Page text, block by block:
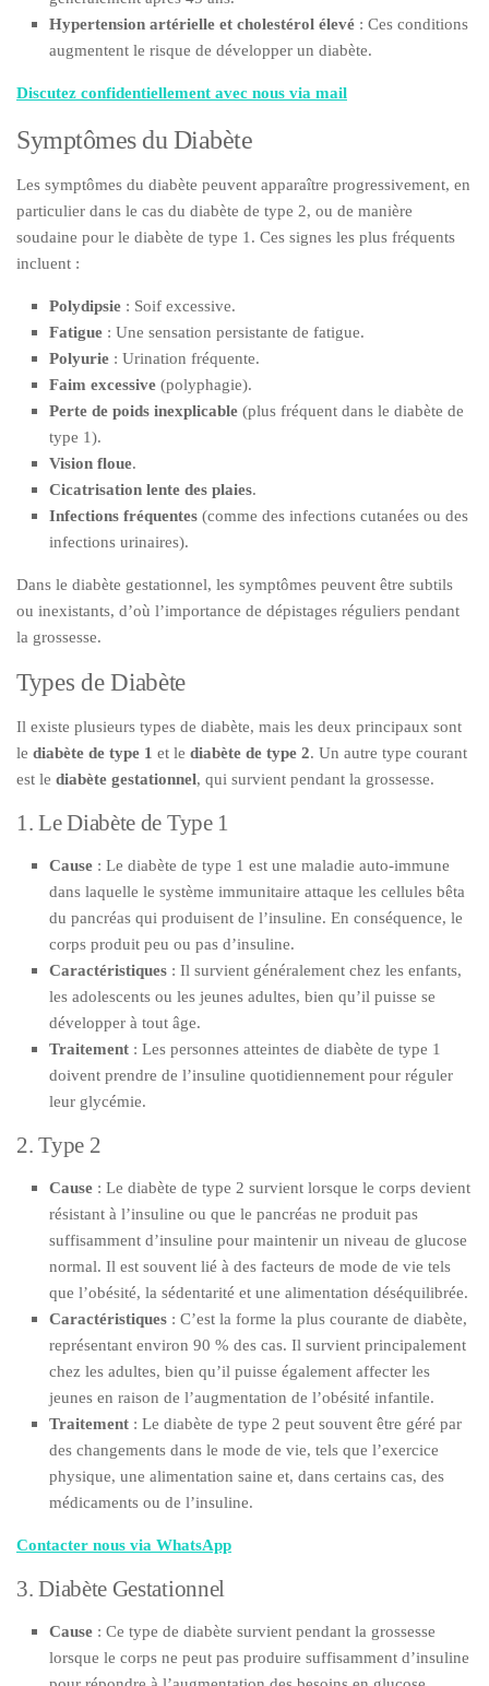
Hypertension artérielle et cholestérol élevé : Ces conditions
augmentent le risque de développer un diabète.
Discutez confidentiellement avec nous via mail
Symptômes du Diabète
Les symptômes du diabète peuvent apparaître progressivement, en
particulier dans le cas du diabète de type 2, ou de manière
soudaine pour le diabète de type 1. Ces signes les plus fréquents
incluent :
Polydipsie : Soif excessive.
Fatigue : Une sensation persistante de fatigue.
Polyurie : Urination fréquente.
Faim excessive (polyphagie).
Perte de poids inexplicable (plus fréquent dans le diabète de
type 1).
Vision floue.
Cicatrisation lente des plaies.
Infections fréquentes (comme des infections cutanées ou des
infections urinaires).
Dans le diabète gestationnel, les symptômes peuvent être subtils
ou inexistants, d’où l’importance de dépistages réguliers pendant
la grossesse.
Types de Diabète
Il existe plusieurs types de diabète, mais les deux principaux sont
le diabète de type 1 et le diabète de type 2. Un autre type courant
est le diabète gestationnel, qui survient pendant la grossesse.
1. Le Diabète de Type 1
Cause : Le diabète de type 1 est une maladie auto-immune
dans laquelle le système immunitaire attaque les cellules bêta
du pancréas qui produisent de l’insuline. En conséquence, le
corps produit peu ou pas d’insuline.
Caractéristiques : Il survient généralement chez les enfants,
les adolescents ou les jeunes adultes, bien qu’il puisse se
développer à tout âge.
Traitement : Les personnes atteintes de diabète de type 1
doivent prendre de l’insuline quotidiennement pour réguler
leur glycémie.
2. Type 2
Cause : Le diabète de type 2 survient lorsque le corps devient
résistant à l’insuline ou que le pancréas ne produit pas
suffisamment d’insuline pour maintenir un niveau de glucose
normal. Il est souvent lié à des facteurs de mode de vie tels
que l’obésité, la sédentarité et une alimentation déséquilibrée.
Caractéristiques : C’est la forme la plus courante de diabète,
représentant environ 90 % des cas. Il survient principalement
chez les adultes, bien qu’il puisse également affecter les
jeunes en raison de l’augmentation de l’obésité infantile.
Traitement : Le diabète de type 2 peut souvent être géré par
des changements dans le mode de vie, tels que l’exercice
physique, une alimentation saine et, dans certains cas, des
médicaments ou de l’insuline.
Contacter nous via WhatsApp
3. Diabète Gestationnel
Cause : Ce type de diabète survient pendant la grossesse
lorsque le corps ne peut pas produire suffisamment d’insuline